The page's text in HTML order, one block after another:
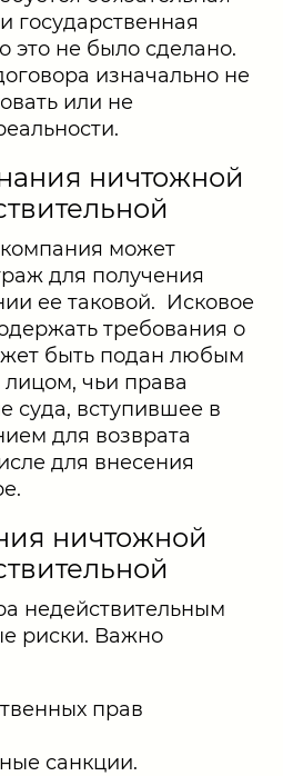
государственная
это не было сделано.
изначально не
или не
ничтожной
может
для получения
ее таковой. Исковое
требования о
быть подан любым
чьи права
вступившее в
для возврата
для внесения
ничтожной
недействительным
риски. Важно
прав
санкции.